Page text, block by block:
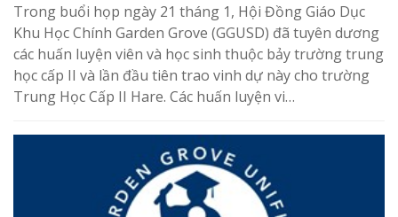
Trong buổi họp ngày 21 tháng 1, Hội Đồng Giáo Dục
Khu Học Chính Garden Grove (GGUSD) đã tuyên dương
các huấn luyện viên và học sinh thuộc bảy trường trung
học cấp II và lần đầu tiên trao vinh dự này cho trường
Trung Học Cấp II Hare. Các huấn luyện vi…